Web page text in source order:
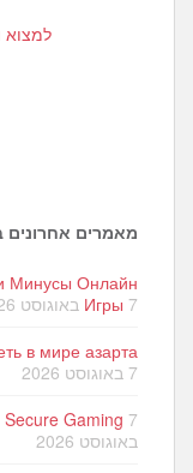
למצוא
מאמרים
Минусы Онлайн
Игры 7 באוגוסט 2026
в мире азарта
7 באוגוסט 2026
Gaming 7
באוגוסט 2026